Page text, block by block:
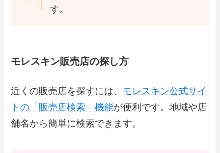
す。
モレスキン販売店の探し方
近くの販売店を探すには、 モレスキン公式サイ
トの「販売店検索」機能が便利です。地域や店
舗名から簡単に検索できます。